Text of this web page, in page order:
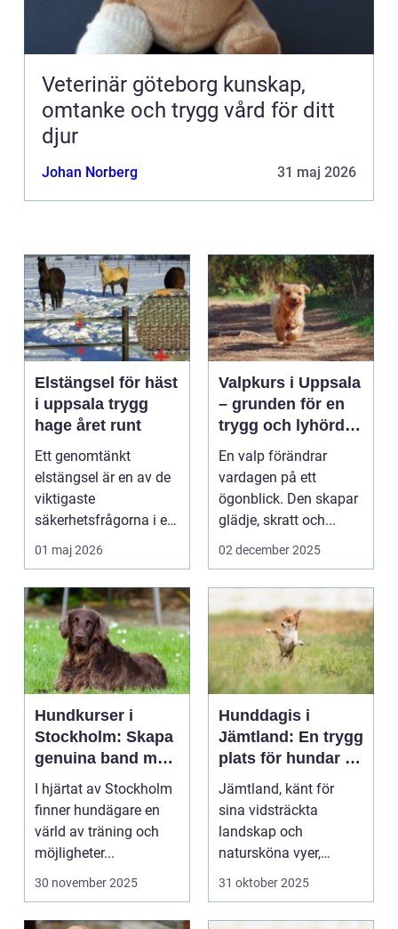
Veterinär göteborg kunskap,
omtanke och trygg vård för ditt
djur
Johan Norberg 31 maj 2026
Elstängsel för häst
i uppsala trygg
hage året runt
Ett genomtänkt
elstängsel är en av de
viktigaste
säkerhetsfrågorna i ett
häststall. Runt
Uppsala, me...
01 maj 2026
Valpkurs i Uppsala
– grunden för en
trygg och lyhörd
hund
En valp förändrar
vardagen på ett
ögonblick. Den skapar
glädje, skratt och...
02 december 2025
Hundkurser i
Stockholm: Skapa
genuina band med
din hund
I hjärtat av Stockholm
finner hundägare en
värld av träning och
möjligheter...
30 november 2025
Hunddagis i
Jämtland: En trygg
plats för hundar i
vårt vackra
landskap
Jämtland, känt för
sina vidsträckta
landskap och
natursköna vyer,
erbjuder ...
31 oktober 2025